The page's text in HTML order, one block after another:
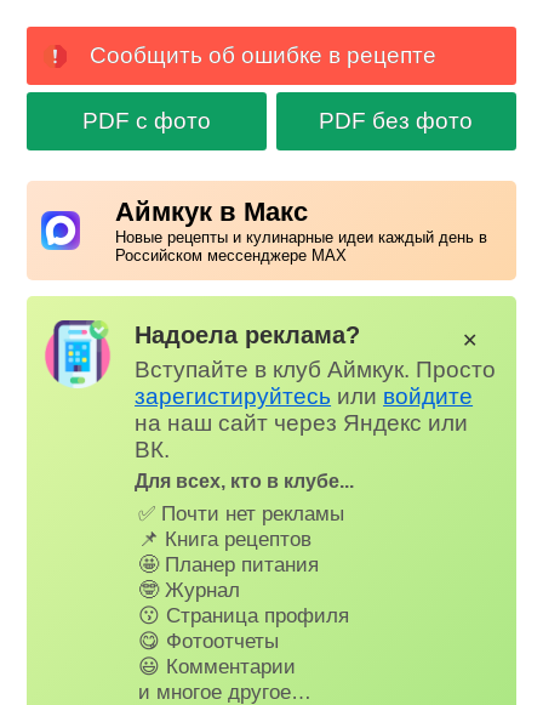
Сообщить об ошибке в рецепте
PDF с фото PDF без фото
Аймкук в Макс
Новые рецепты и кулинарные идеи каждый день в
Российском мессенджере MAX
Надоела реклама?
Вступайте в клуб Аймкук. Просто
зарегистируйтесь или войдите
на наш сайт через Яндекс или
ВК.
Для всех, кто в клубе...
✅ Почти нет рекламы
📌 Книга рецептов
🤩 Планер питания
🤓 Журнал
😗 Страница профиля
😋 Фотоотчеты
😃 Комментарии
и многое другое…
✕